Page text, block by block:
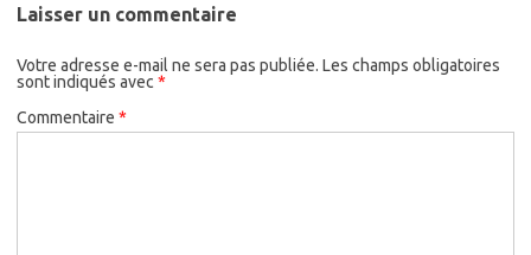
Laisser un commentaire
Votre adresse e-mail ne sera pas publiée. Les champs obligatoires
sont indiqués avec *
Commentaire *